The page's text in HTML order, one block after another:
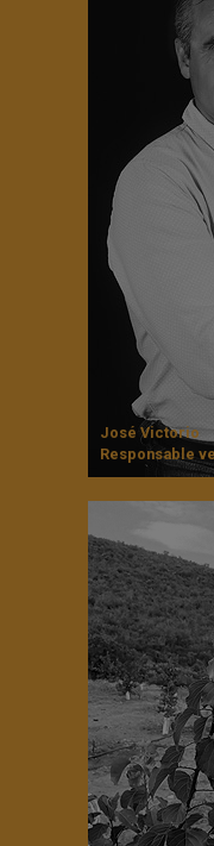
José Victorio
Responsable